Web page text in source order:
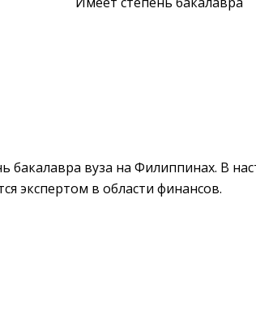
бакалавра вуза на Филиппинах. В
экспертом в области финансов.